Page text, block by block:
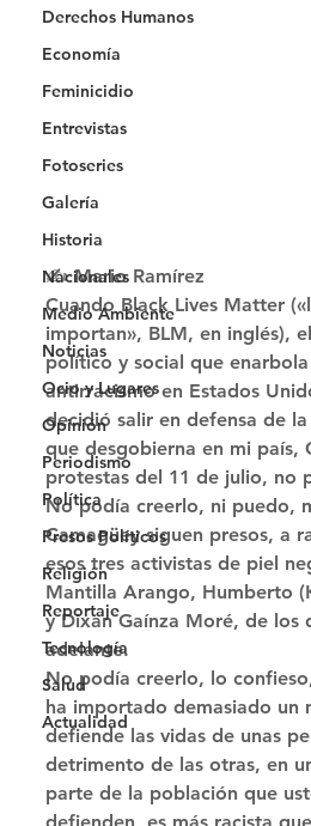
Derechos Humanos
Economía
Feminicidio
Entrevistas
Fotoseries
Galería
Historia
Nacionales
Medio Ambiente
Noticias
Ocio y Lugares
Opinión
Periodismo
Política
Presos Políticos
Religión
Reportaje
Tecnología
Salud
Actualidad
✍ Mario Ramírez
Cuando Black Lives Matter
importan», BLM, en inglés),
político y social que
antirracismo en Estados
decidió salir en defensa de
que desgobierna en mi país,
protestas del 11 de julio, no
No podía creerlo, ni puedo,
Camagüey siguen presos, a
esos tres activistas de piel
Mantilla Arango, Humberto
y Dixan Gaínza Moré, de los
adelante.
No podía creerlo, lo
ha importado demasiado un
defiende las vidas de unas
detrimento de las otras, en
parte de la población que